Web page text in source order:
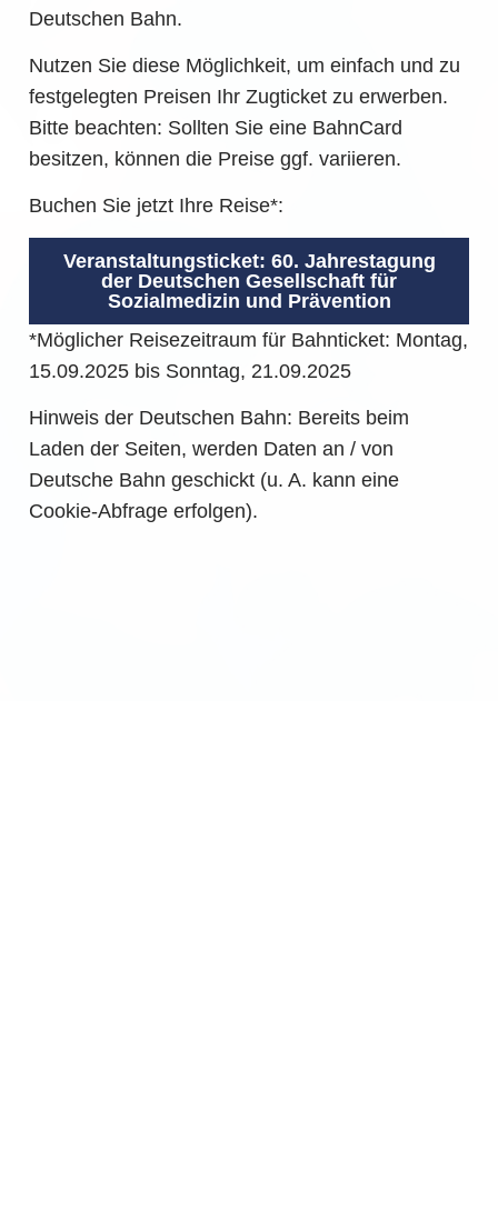
Deutschen Bahn.
Nutzen Sie diese Möglichkeit, um einfach und zu
festgelegten Preisen Ihr Zugticket zu erwerben.
Bitte beachten: Sollten Sie eine BahnCard
besitzen, können die Preise ggf. variieren.
Buchen Sie jetzt Ihre Reise*:
Veranstaltungsticket: 60. Jahrestagung
der Deutschen Gesellschaft für
Sozialmedizin und Prävention
*Möglicher Reisezeitraum für Bahnticket: Montag,
15.09.2025 bis Sonntag, 21.09.2025
Hinweis der Deutschen Bahn: Bereits beim
Laden der Seiten, werden Daten an / von
Deutsche Bahn geschickt (u. A. kann eine
Cookie-Abfrage erfolgen).